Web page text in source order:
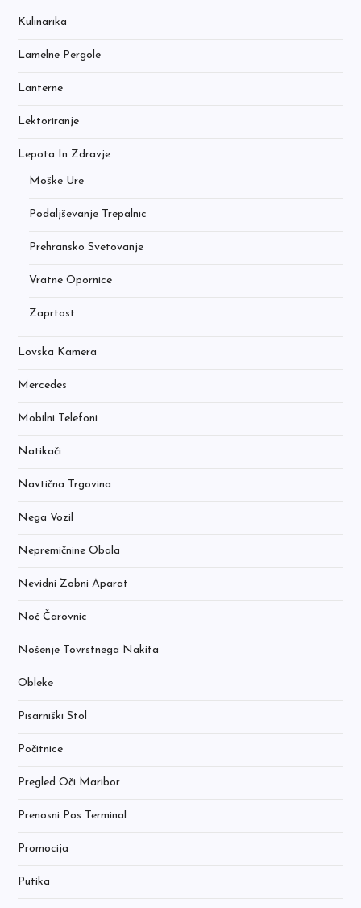
Kulinarika
Lamelne Pergole
Lanterne
Lektoriranje
Lepota In Zdravje
Moške Ure
Podaljševanje Trepalnic
Prehransko Svetovanje
Vratne Opornice
Zaprtost
Lovska Kamera
Mercedes
Mobilni Telefoni
Natikači
Navtična Trgovina
Nega Vozil
Nepremičnine Obala
Nevidni Zobni Aparat
Noč Čarovnic
Nošenje Tovrstnega Nakita
Obleke
Pisarniški Stol
Počitnice
Pregled Oči Maribor
Prenosni Pos Terminal
Promocija
Putika